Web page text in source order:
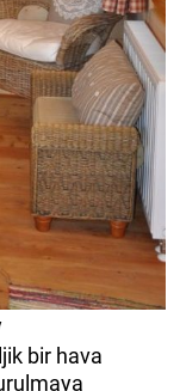
bir hava